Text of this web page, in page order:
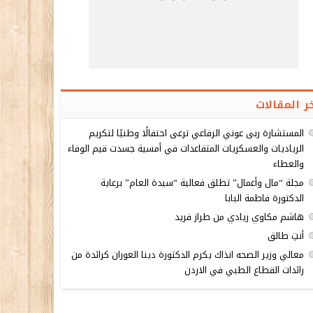
المقالات
المستشارة ربى عوني الرفاعي ترعى احتفالًا وطنيًا لتكريم
الرياديات والعسكريات المتقاعدات في أمسية جسدت قيم الوفاء
والعطاء
مجلة “مال وأعمال” تطلق فعالية “سيدة العام” برعاية
الدكتورة فاطمة البابا
هاشم مكاوي ريادي من طراز فريد
أنتِ طالق
معالي وزير الصحه انذاك يكرم الدكتورة دينا العوران كرائدة من
رائدات القطاع الطبي في الاردن